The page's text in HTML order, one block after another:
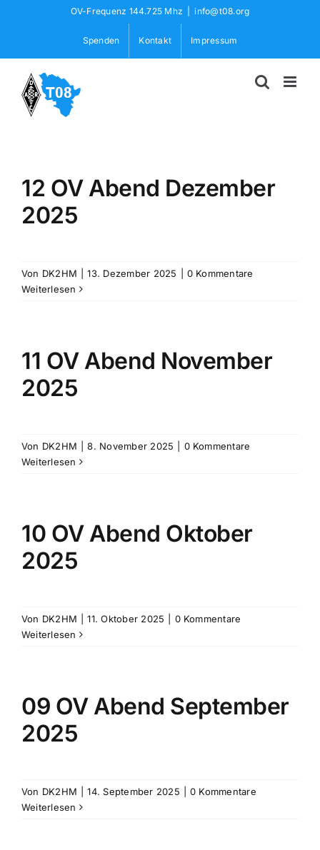
OV-Frequenz 144.725 Mhz info@t08.org
Spenden Kontakt Impressum
12 OV Abend Dezember
2025
Von DK2HM 13. Dezember 2025
0 Kommentare
Weiterlesen
11 OV Abend November
2025
Von DK2HM 8. November 2025
0 Kommentare
Weiterlesen
10 OV Abend Oktober
2025
Von DK2HM 11. Oktober 2025
0 Kommentare
Weiterlesen
09 OV Abend September
2025
Von DK2HM 14. September 2025
0 Kommentare
Weiterlesen